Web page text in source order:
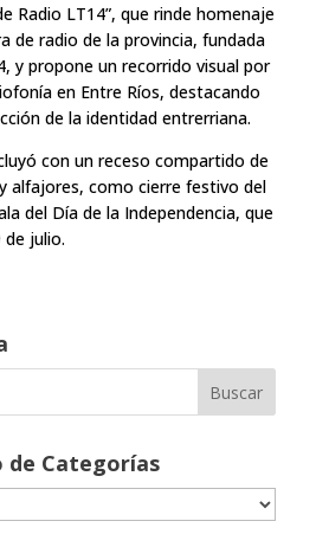
Radio LT14”, que rinde homenaje
de radio de la provincia, fundada
y propone un recorrido visual por
en Entre Ríos, destacando
de la identidad entrerriana.
con un receso compartido de
alfajores, como cierre festivo del
del Día de la Independencia, que
julio.
de Categorías